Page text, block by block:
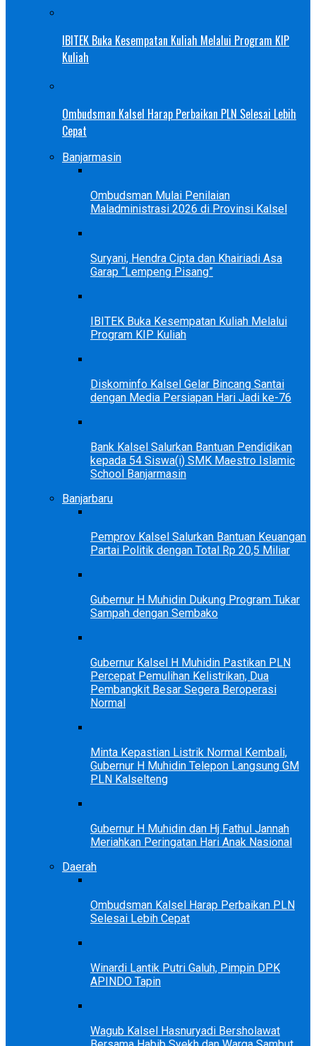
IBITEK Buka Kesempatan Kuliah Melalui Program KIP
Kuliah
Ombudsman Kalsel Harap Perbaikan PLN Selesai Lebih
Cepat
Banjarmasin
Ombudsman Mulai Penilaian
Maladministrasi 2026 di Provinsi Kalsel
Suryani, Hendra Cipta dan Khairiadi Asa
Garap “Lempeng Pisang”
IBITEK Buka Kesempatan Kuliah Melalui
Program KIP Kuliah
Diskominfo Kalsel Gelar Bincang Santai
dengan Media Persiapan Hari Jadi ke-76
Bank Kalsel Salurkan Bantuan Pendidikan
kepada 54 Siswa(i) SMK Maestro Islamic
School Banjarmasin
Banjarbaru
Pemprov Kalsel Salurkan Bantuan Keuangan
Partai Politik dengan Total Rp 20,5 Miliar
Gubernur H Muhidin Dukung Program Tukar
Sampah dengan Sembako
Gubernur Kalsel H Muhidin Pastikan PLN
Percepat Pemulihan Kelistrikan, Dua
Pembangkit Besar Segera Beroperasi
Normal
Minta Kepastian Listrik Normal Kembali,
Gubernur H Muhidin Telepon Langsung GM
PLN Kalselteng
Gubernur H Muhidin dan Hj Fathul Jannah
Meriahkan Peringatan Hari Anak Nasional
Daerah
Ombudsman Kalsel Harap Perbaikan PLN
Selesai Lebih Cepat
Winardi Lantik Putri Galuh, Pimpin DPK
APINDO Tapin
Wagub Kalsel Hasnuryadi Bersholawat